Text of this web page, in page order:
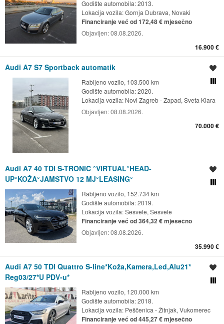
Godište automobila: 2013.
Lokacija vozila:Gornja Dubrava, Novaki
Financiranje već od 172,48 € mjesečno
Objavljen:08.08.2026.
16.900 €
Audi A7 S7 Sportback automatik
Rabljeno vozilo, 103.500 km
Godište automobila: 2020.
Lokacija vozila: Novi Zagreb - Zapad, Sveta Klara
Objavljen:08.08.2026.
70.000 €
Audi A7 40 TDI S-TRONIC °VIRTUAL°HEAD-
UP°KOŽA°JAMSTVO 12 MJ°LEASING°
Rabljeno vozilo, 152.734 km
Godište automobila: 2019.
Lokacija vozila:Sesvete, Sesvete
Financiranje već od 364,32 € mjesečno
Objavljen:08.08.2026.
35.990 €
Audi A7 50 TDI Quattro S-line*Koža,Kamera,Led,Alu21*
Reg03/27*U PDV-u*
Rabljeno vozilo, 120.000 km
Godište automobila: 2018.
Lokacija vozila: Peščenica - Žitnjak, Vukomerec
Financiranje već od 445,27 € mjesečno